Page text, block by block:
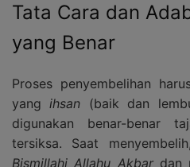
Tata Cara dan
yang Benar
Proses penyembelihan
yangihsan (baik dan
digunakan benar-benar
tersiksa. Saat
Bismillahi Allahu Akbardan